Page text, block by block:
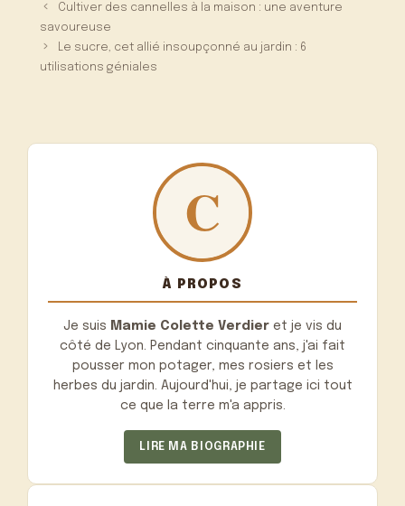
Cultiver des cannelles à la maison : une aventure
savoureuse
Le sucre, cet allié insoupçonné au jardin : 6
utilisations géniales
À PROPOS
Je suis Mamie Colette Verdier et je vis du
côté de Lyon. Pendant cinquante ans, j'ai fait
pousser mon potager, mes rosiers et les
herbes du jardin. Aujourd'hui, je partage ici tout
ce que la terre m'a appris.
LIRE MA BIOGRAPHIE